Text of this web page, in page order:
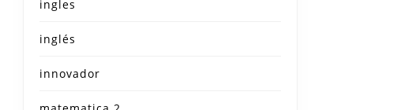
ingles
inglés
innovador